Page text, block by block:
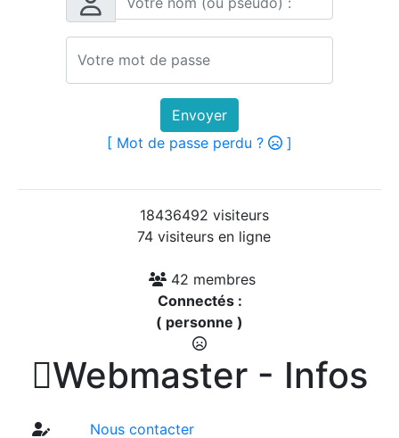
Envoyer
[ Mot de passe perdu ?
]
18436492 visiteurs
74 visiteurs en ligne
42 membres
Connectés :
( personne )
Webmaster - Infos
Nous contacter